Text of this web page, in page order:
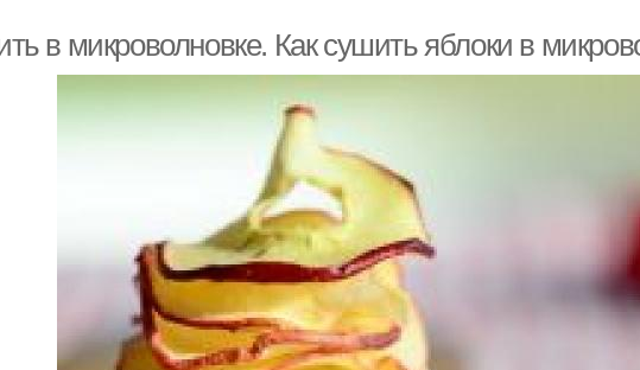
в микроволновке. Как сушить яблоки в